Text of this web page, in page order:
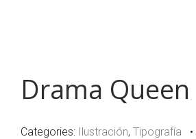
Drama Queen
Categories: Ilustración, Tipografía •